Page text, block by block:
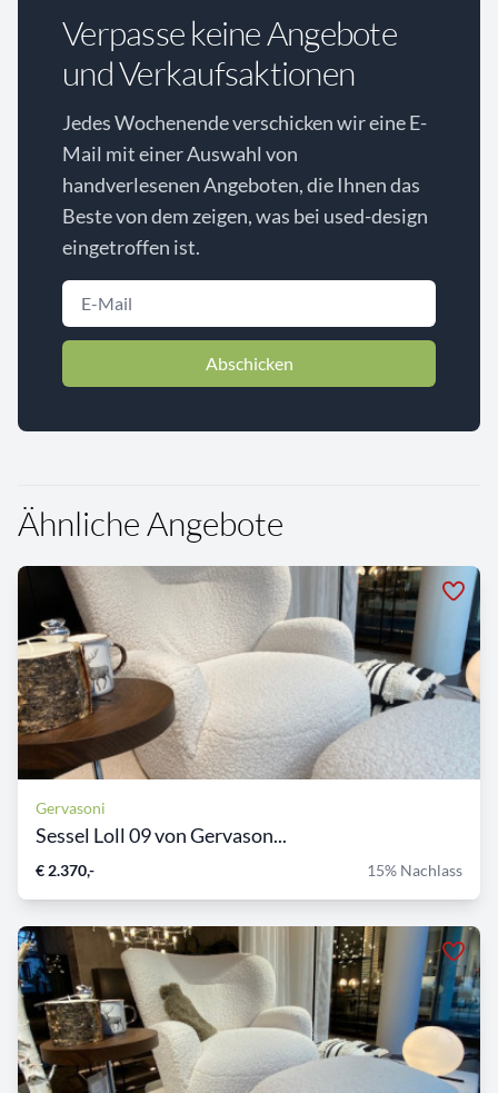
Verpasse keine Angebote
und Verkaufsaktionen
Jedes Wochenende verschicken wir eine E-
Mail mit einer Auswahl von
handverlesenen Angeboten, die Ihnen das
Beste von dem zeigen, was bei used-design
eingetroffen ist.
Abschicken
Ähnliche Angebote
Gervasoni
Sessel Loll 09 von Gervason...
€ 2.370,- 15% Nachlass